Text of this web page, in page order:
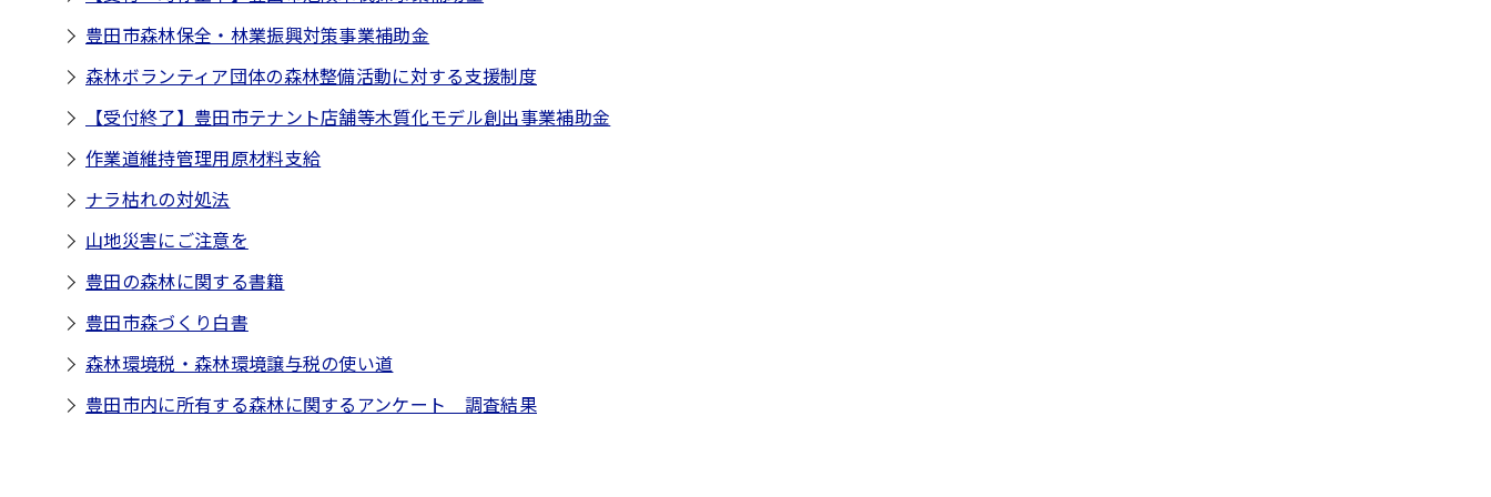
豊田市森林保全・林業振興対策事業補助金
森林ボランティア団体の森林整備活動に対する支援制度
【受付終了】豊田市テナント店舗等木質化モデル創出事業補助金
作業道維持管理用原材料支給
ナラ枯れの対処法
山地災害にご注意を
豊田の森林に関する書籍
豊田市森づくり白書
森林環境税・森林環境譲与税の使い道
豊田市内に所有する森林に関するアンケート 調査結果